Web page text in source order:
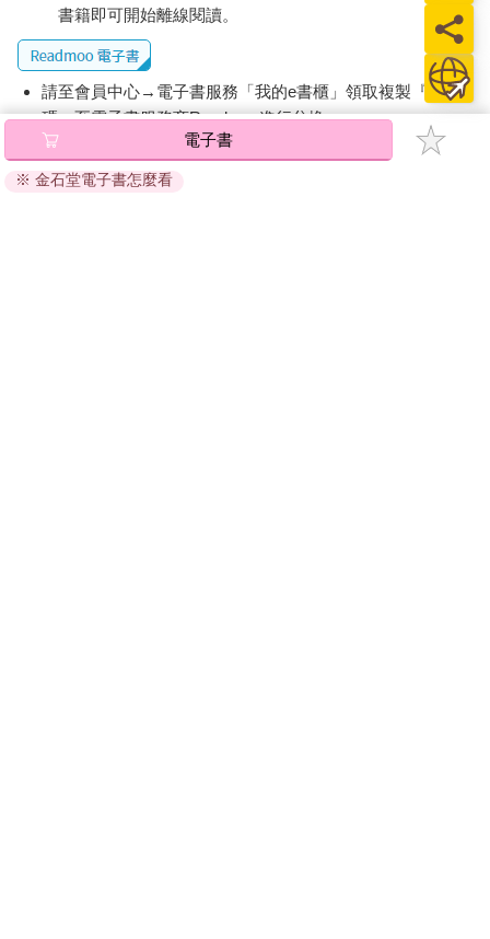
書籍即可開始離線閱讀。
請至會員中心→電子書服務「我的e書櫃」領取複製『兌換
碼』至電子書服務商Readmoo進行兌換。
退換貨須知：
因版權保護，您在金石堂所購買的電子書僅能以金石堂專屬
電子書
※ 金石堂電子書怎麼看